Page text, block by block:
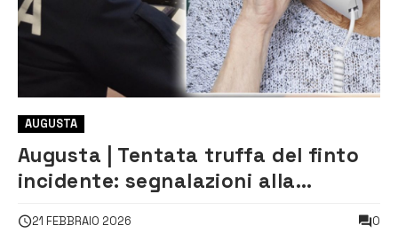
AUGUSTA
Augusta | Tentata truffa del finto
incidente: segnalazioni alla
21 FEBBRAIO 2026 0